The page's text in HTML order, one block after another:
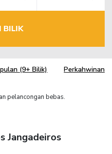
BILIK
(9+ Bilik) Perkahwinan
pelancongan bebas.
Jangadeiros